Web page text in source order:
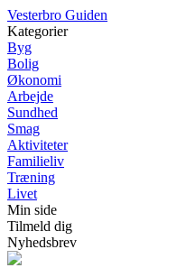
Vesterbro Guiden
Kategorier
Byg
Bolig
Økonomi
Arbejde
Sundhed
Smag
Aktiviteter
Familieliv
Træning
Livet
Min side
Tilmeld dig
Nyhedsbrev